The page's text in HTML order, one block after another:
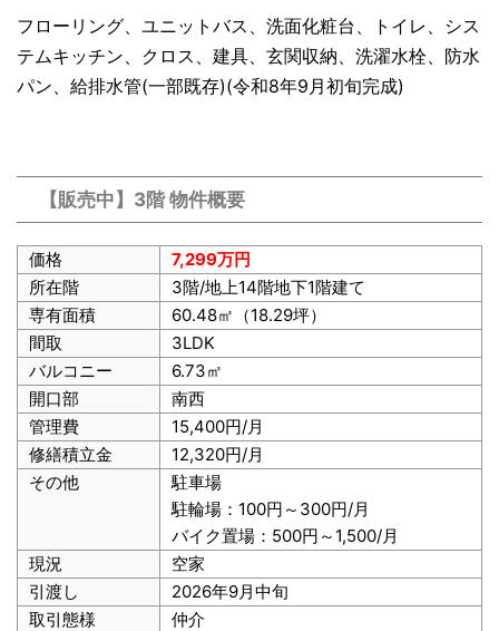
フローリング、ユニットバス、洗面化粧台、トイレ、シス
テムキッチン、クロス、建具、玄関収納、洗濯水栓、防水
パン、給排水管(一部既存)(令和8年9月初旬完成)
【販売中】3階 物件概要
価格
7,299万円
所在階
3階/地上14階地下1階建て
専有面積
60.48㎡（18.29坪）
間取
3LDK
バルコニー
6.73㎡
開口部
南西
管理費
15,400円/月
修繕積立金
12,320円/月
その他
駐車場
駐輪場：100円～300円/月
バイク置場：500円～1,500/月
現況
空家
引渡し
2026年9月中旬
取引態様
仲介